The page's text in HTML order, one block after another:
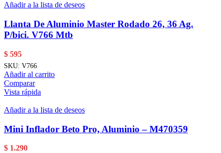
Añadir a la lista de deseos
Llanta De Aluminio Master Rodado 26, 36 Ag.
P/bici. V766 Mtb
$ 595
SKU: V766
Añadir al carrito
Comparar
Vista rápida
Añadir a la lista de deseos
Mini Inflador Beto Pro, Aluminio – M470359
$ 1.290